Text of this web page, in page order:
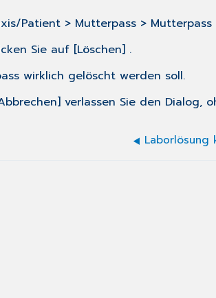
Patient > Mutterpass > Mutterpass
Sie auf [Löschen] .
wirklich gelöscht werden soll.
verlassen Sie den Dialog,
Laborlösung